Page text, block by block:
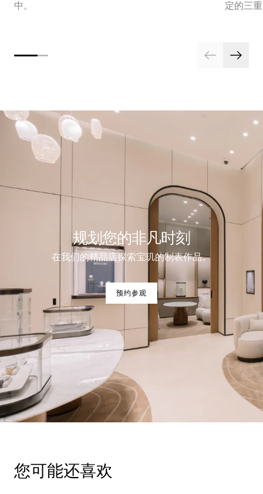
中。 定的三
规划您的非凡时刻
在我们的精品店探索宝玑的制表作品。
预约参观
您可能还喜欢